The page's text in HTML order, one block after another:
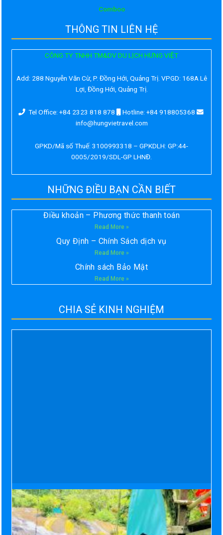
Comboo
THÔNG TIN LIÊN HỆ
CÔNG TY TNHH TM&DV DU LỊCH HƯNG VIỆT
Add: 288 Nguyễn Văn Cừ, P. Đồng Hới, Quảng Trị. VPGD: 168A Lê
Lợi, Đồng Hới, Quảng Trị.
Tel Office: +84 2323 818 878
Hotline: +84 918805368
info@hungvietravel.com
GPKD/Mã số Thuế: 3100993318 – GPKDLH: GP:44-
0005/2019/SDL-GP LHNĐ.
NHỮNG ĐIỀU BẠN CẦN BIẾT
Điều khoản – Phương thức thanh toán
Read More »
Quy Định – Chính Sách dịch vụ
Read More »
Chính sách Bảo Mật
Read More »
CHIA SẺ KINH NGHIỆM